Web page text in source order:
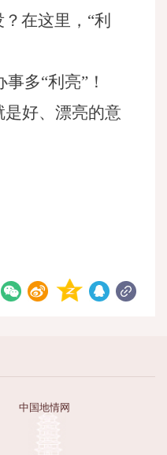
在这里，“利
事多“利亮”！
是好、漂亮的意
中国地情网